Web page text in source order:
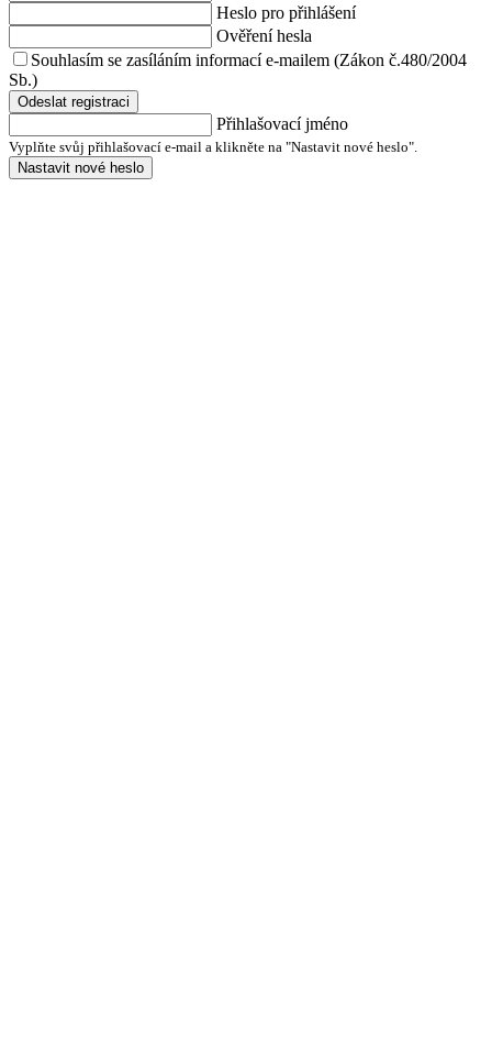
Heslo pro přihlášení
Ověření hesla
Souhlasím se zasíláním informací e-mailem (Zákon č.480/2004
Sb.)
Odeslat registraci
Přihlašovací jméno
Vyplňte svůj přihlašovací e-mail a klikněte na "Nastavit nové heslo".
Nastavit nové heslo